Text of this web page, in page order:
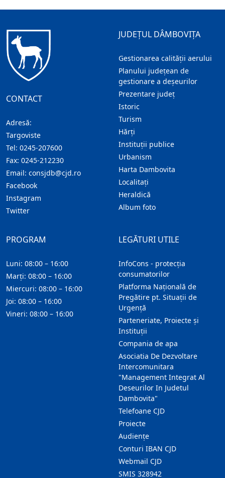
CONTACT
Adresă:
Targoviste
Tel: 0245-207600
Fax: 0245-212230
Email: consjdb@cjd.ro
Facebook
Instagram
Twitter
JUDEȚUL DÂMBOVIȚA
Gestionarea calității aerului
Planului județean de
gestionare a deșeurilor
Prezentare judeţ
Istoric
Turism
Hărţi
Instituţii publice
Urbanism
Harta Dambovita
Localitaţi
Heraldică
Album foto
LEGĂTURI UTILE
InfoCons - protecția
consumatorilor
Platforma Națională de
Pregătire pt. Situații de
Urgență
Parteneriate, Proiecte și
Instituții
Compania de apa
Asociatia De Dezvoltare
Intercomunitara
"Management Integrat Al
Deseurilor In Judetul
Dambovita"
Telefoane CJD
Proiecte
Audienţe
Conturi IBAN CJD
Webmail CJD
SMIS 328942
PROGRAM
Luni: 08:00 – 16:00
Marți: 08:00 – 16:00
Miercuri: 08:00 – 16:00
Joi: 08:00 – 16:00
Vineri: 08:00 – 16:00